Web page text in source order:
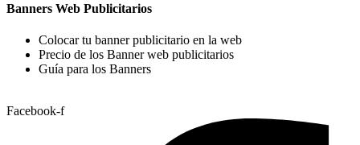
Banners Web Publicitarios
Colocar tu banner publicitario en la web
Precio de los Banner web publicitarios
Guía para los Banners
Facebook-f